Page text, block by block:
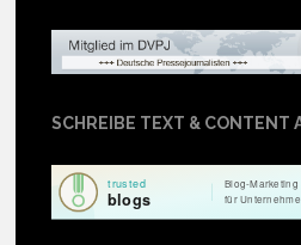
SCHREIBE TEXT & CONTENT